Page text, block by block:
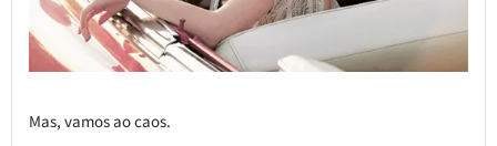
Mas, vamos ao caos.